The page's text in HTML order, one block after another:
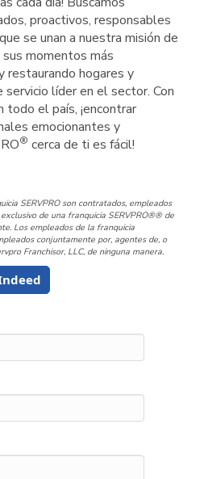
proactivos, responsables
se unan a nuestra misión de
momentos más
restaurando hogares y
servicio líder en el sector. Con
todo el país, ¡encontrar
emocionantes y
® cerca de ti es fácil!
SERVPRO son contratados, empleados
de una franquicia SERVPRO®® de
Los empleados de la franquicia
conjuntamente por, agentes de, o
Franchisor, LLC, de ninguna manera.